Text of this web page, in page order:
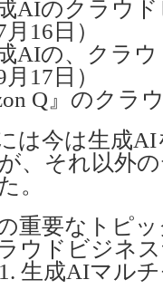
成AIのクラウ
16日）
成AIの、クラ
17日）
Q』のク
は今は生成AI
、それ以外
。
重要なトピ
ウドビジネ
生成AIマル